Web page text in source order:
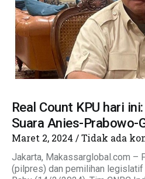
Real Count KPU hari
Suara Anies-Prabowo-
Maret 2, 2024 Tidak ada
Jakarta, Makassarglobal.com –
(pilpres) dan pemilihan